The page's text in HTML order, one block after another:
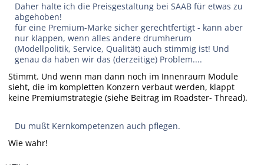
Daher halte ich die Preisgestaltung bei SAAB für etwas zu
abgehoben!
für eine Premium-Marke sicher gerechtfertigt - kann aber
nur klappen, wenn alles andere drumherum
(Modellpolitik, Service, Qualität) auch stimmig ist! Und
genau da haben wir das (derzeitige) Problem....
Stimmt. Und wenn man dann noch im Innenraum Module
sieht, die im kompletten Konzern verbaut werden, klappt
keine Premiumstrategie (siehe Beitrag im Roadster- Thread).
Du mußt Kernkompetenzen auch pflegen.
Wie wahr!